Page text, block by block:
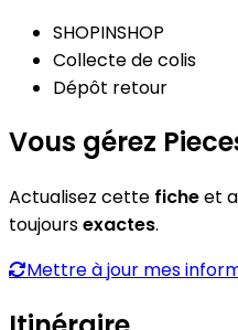
SHOPINSHOP
Collecte de colis
Dépôt retour
Vous gérez
Actualisez cette ficheet
toujoursexactes.
Mettre à jour mes